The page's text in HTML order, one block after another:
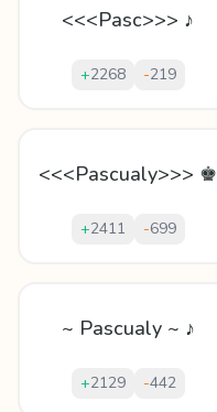
<<<Pasc>>> ♪
+2268 -219
<<<Pascualy>>> ♚
+2411 -699
~ Pascualy ~ ♪
+2129 -442